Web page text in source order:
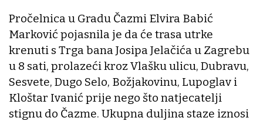
Pročelnica u Gradu Čazmi Elvira Babić
Marković pojasnila je da će trasa utrke
krenuti s Trga bana Josipa Jelačića u Zagrebu
u 8 sati, prolazeći kroz Vlašku ulicu, Dubravu,
Sesvete, Dugo Selo, Božjakovinu, Lupoglav i
Kloštar Ivanić prije nego što natjecatelji
stignu do Čazme. Ukupna duljina staze iznosi